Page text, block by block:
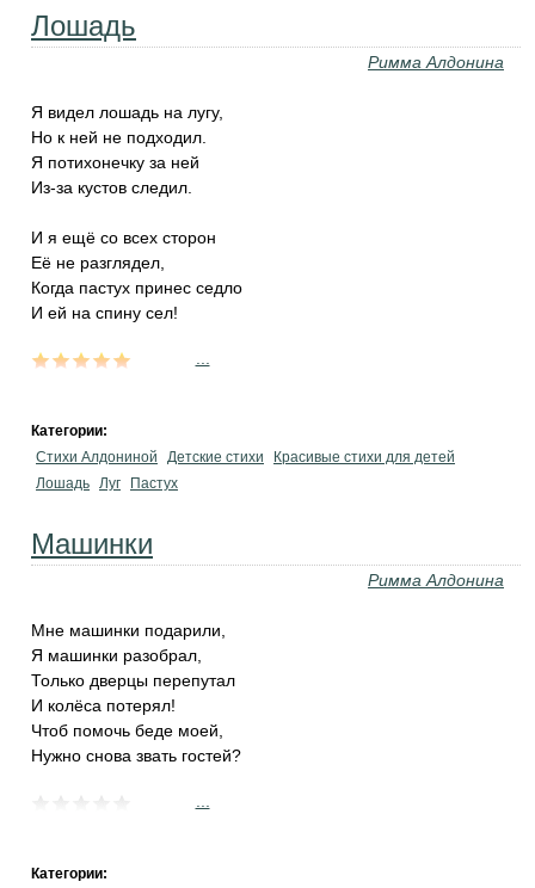
Лошадь
Римма Алдонина
Я видел лошадь на лугу,
Но к ней не подходил.
Я потихонечку за ней
Из-за кустов следил.
И я ещё со всех сторон
Её не разглядел,
Когда пастух принес седло
И ей на спину сел!
Категории:
Стихи Алдониной
Детские стихи
Красивые стихи для детей
Лошадь Луг Пастух
Машинки
Римма Алдонина
Мне машинки подарили,
Я машинки разобрал,
Только дверцы перепутал
И колёса потерял!
Чтоб помочь беде моей,
Нужно снова звать гостей?
Категории: